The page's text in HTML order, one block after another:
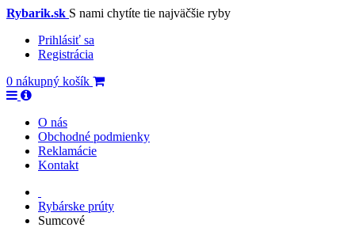
Rybarik.sk S nami chytíte tie najväčšie ryby
Prihlásiť sa
Registrácia
0 nákupný košík
O nás
Obchodné podmienky
Reklamácie
Kontakt
Rybárske prúty
Sumcové